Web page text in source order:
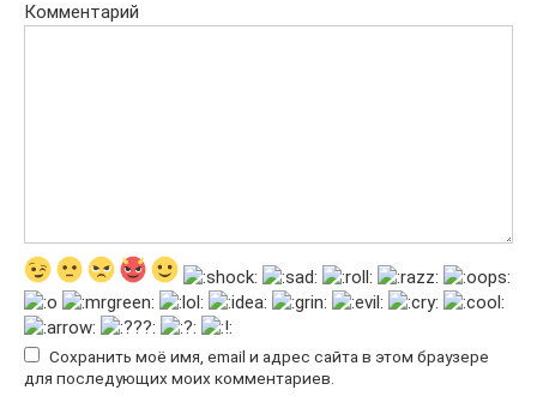
Комментарий
Сохранить моё имя, email и адрес сайта в этом браузере
для последующих моих комментариев.